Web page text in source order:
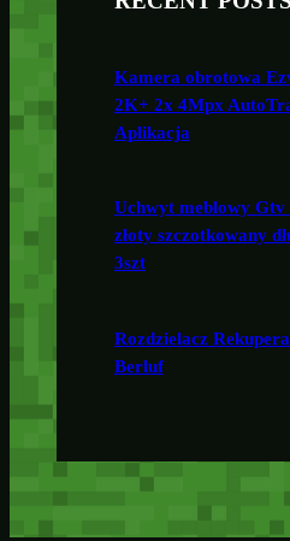
Kamera obrotowa
2K+ 2x 4Mpx
Aplikacja
Uchwyt meblowy Gtv
złoty szczotkowany
3szt
Rozdzielacz
Berluf